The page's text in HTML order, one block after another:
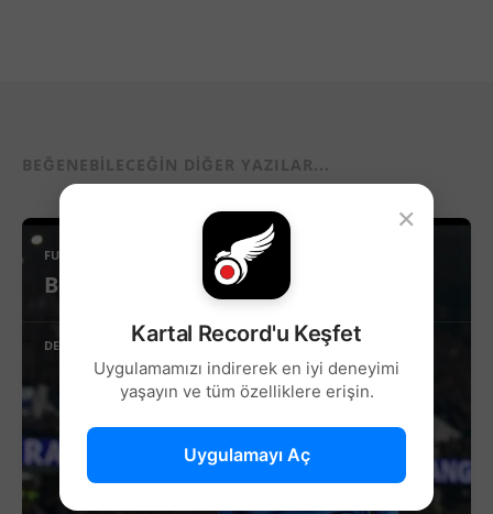
BEĞENEBILECEĞIN DIĞER YAZILAR...
FUTBOL
Beşiktaş’ta Sağ Kanat İçin Yeni Aday!
DEVAMINI OKU
×
Kartal Record'u Keşfet
Uygulamamızı indirerek en iyi deneyimi
yaşayın ve tüm özelliklere erişin.
Uygulamayı Aç